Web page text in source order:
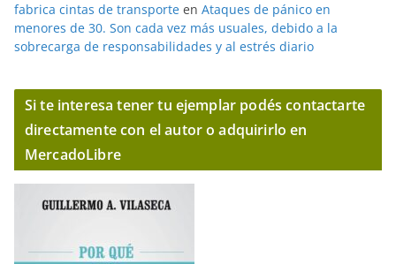
fabrica cintas de transporte en Ataques de pánico en
menores de 30. Son cada vez más usuales, debido a la
sobrecarga de responsabilidades y al estrés diario
Si te interesa tener tu ejemplar podés contactarte
directamente con el autor o adquirirlo en
MercadoLibre